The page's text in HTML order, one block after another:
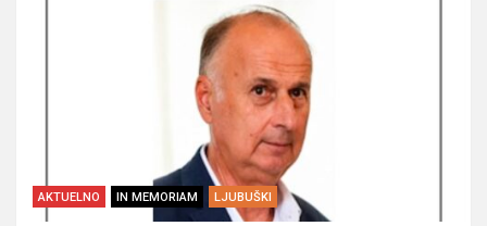
AKTUELNO IN MEMORIAM LJUBUŠKI